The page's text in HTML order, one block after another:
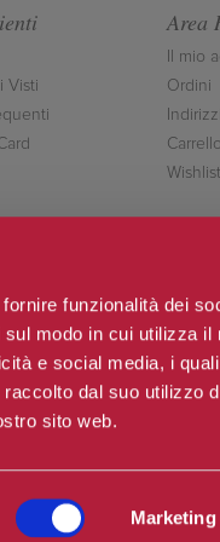
funzionalità dei
modo in cui utilizza il
e social media, i
dal suo utilizzo
sito web.
Marketing
Visti
Area
Il mio
Ordini
Indirizzi
Carrello
Wishlist